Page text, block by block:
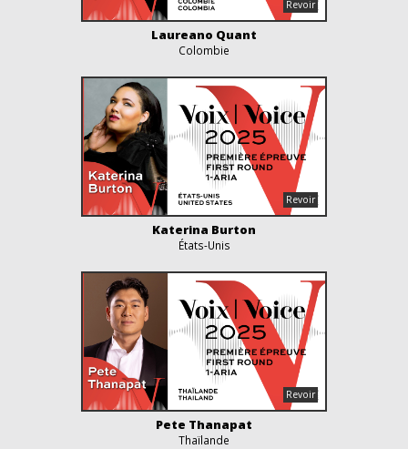
Laureano Quant
Colombie
Katerina Burton
États-Unis
Pete Thanapat
Thaïlande